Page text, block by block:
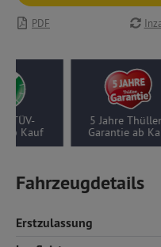
PDF
Kauf
5 Jahre Thüllen-
Garantie ab Kauf
Fahrzeugdetails
Erstzulassung